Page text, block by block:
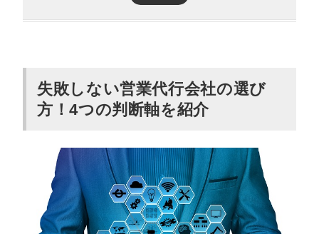
営業代行の費用相場と料金体系
成果報酬型の相場
時間課金型の相場
【30秒で分かる】営業代行会社おすすめ21
失敗しない営業代行会社の選び
方！4つの判断軸を紹介